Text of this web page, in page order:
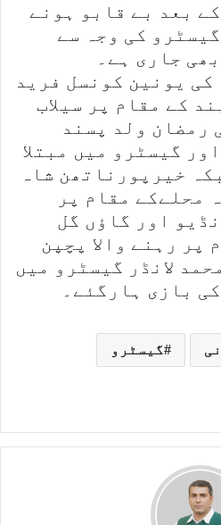
بعد بے قابو ہونے
کی وجہ سے
جاری ہے۔
یونین کونسل فرید
کے مقام پر سیلاب
رمضان ولد پسند
گیسٹرو میں مبتلا
خیرپورناتھن شاہ
محلےکے مقام پر
اور گاؤں گل
پر رہنے والا پچپن
لانڈر گیسٹرو میں
بازی ہارگئے۔
گیسٹرو